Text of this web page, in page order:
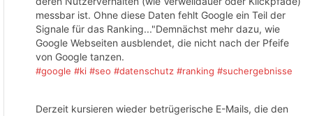
messbar ist. Ohne diese Daten fehlt Google ein Teil der
Signale für das Ranking..."Demnächst mehr dazu, wie
Google Webseiten ausblendet, die nicht nach der Pfeife
von Google tanzen.
#google #ki #seo #datenschutz #ranking #suchergebnisse
Derzeit kursieren wieder betrügerische E-Mails, die den